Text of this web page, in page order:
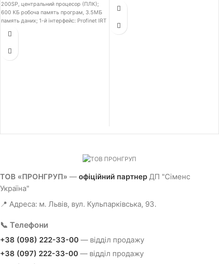
200SP, центральний процесор (ПЛК);
600 КБ робоча память програм, 3.5МБ
память даних; 1-й інтерфейс: Profinet IRT
інтерфейс: Profinet RT; час обробки
нс для операцій з словами, 9 нс для
ТОВ «ПРОНГРУП» — офіційний партнер ДП "Сіменс
Україна"
📍 Адреса: м. Львів, вул. Кульпарківська, 93.
📞 Телефони
+38 (098) 222-33-00 — відділ продажу
+38 (097) 222-33-00 — відділ продажу